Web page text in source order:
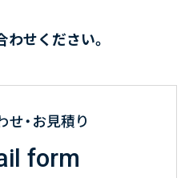
せください。
せ・お見積り
form